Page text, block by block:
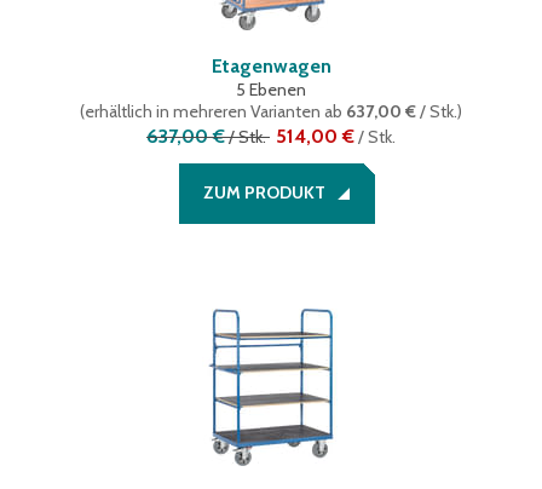
Etagenwagen
5 Ebenen
(erhältlich in mehreren Varianten ab 637,00 €/ Stk.)
637,00 €/Stk. 514,00 €/Stk.
ZUM PRODUKT